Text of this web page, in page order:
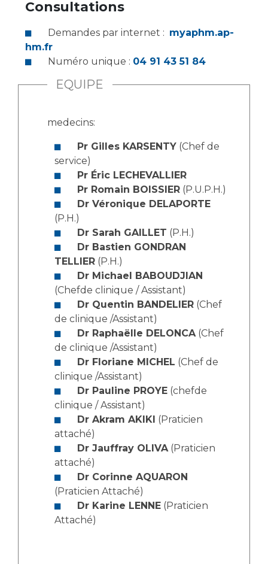
Consultations
Demandes par internet : myaphm.ap-
hm.fr
Numéro unique : 04 91 43 51 84
EQUIPE
medecins:
Pr Gilles KARSENTY (Chef de
service)
Pr Éric LECHEVALLIER
Pr Romain BOISSIER (P.U.P.H.)
Dr Véronique DELAPORTE
(P.H.)
Dr Sarah GAILLET (P.H.)
Dr Bastien GONDRAN
TELLIER (P.H.)
Dr Michael BABOUDJIAN
(Chefde clinique / Assistant)
Dr Quentin BANDELIER (Chef
de clinique /Assistant)
Dr Raphaëlle DELONCA(Chef
de clinique /Assistant)
Dr Floriane MICHEL (Chef de
clinique /Assistant)
Dr Pauline PROYE (chefde
clinique / Assistant)
Dr Akram AKIKI (Praticien
attaché)
Dr Jauffray OLIVA(Praticien
attaché)
Dr Corinne AQUARON
(Praticien Attaché)
Dr Karine LENNE (Praticien
Attaché)